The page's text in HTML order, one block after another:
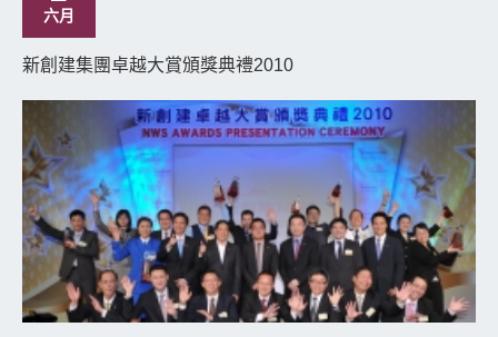
六月
新創建集團卓越大賞頒獎典禮2010